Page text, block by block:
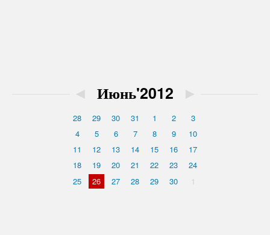
◄ Июнь'2012 ►
28 29 30 31 1 2
3
4
5 6 7 8 9
10
11
12 13 14 15 16
17
18
19 20 21 22 23
24
25
26 27 28 29 30 1